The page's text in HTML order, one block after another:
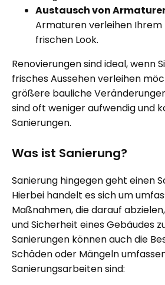
Austausch von
Armaturen verleihen Ihrem
frischen Look.
Renovierungen sind ideal, wenn
frisches Aussehen verleihen
größere bauliche
sind oft weniger aufwendig und
Sanierungen.
Was ist Sanierung?
Sanierung hingegen geht einen
Hierbei handelt es sich um
Maßnahmen, die darauf
und Sicherheit eines Gebäudes
Sanierungen können auch die
Schäden oder Mängeln
Sanierungsarbeiten sind: